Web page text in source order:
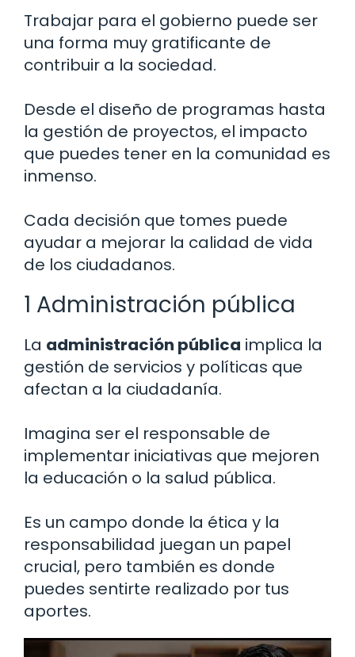
Trabajar para el gobierno puede ser
una forma muy gratificante de
contribuir a la sociedad.
Desde el diseño de programas hasta
la gestión de proyectos, el impacto
que puedes tener en la comunidad es
inmenso.
Cada decisión que tomes puede
ayudar a mejorar la calidad de vida
de los ciudadanos.
1 Administración pública
La administración pública implica la
gestión de servicios y políticas que
afectan a la ciudadanía.
Imagina ser el responsable de
implementar iniciativas que mejoren
la educación o la salud pública.
Es un campo donde la ética y la
responsabilidad juegan un papel
crucial, pero también es donde
puedes sentirte realizado por tus
aportes.